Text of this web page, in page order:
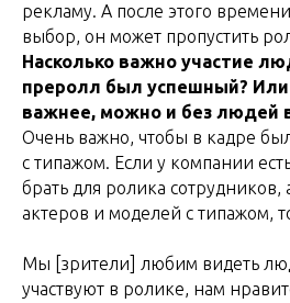
рекламу. А после этого
выбор, он может пропустить
Насколько важно участие
преролл был успешный?
важнее, можно и без людей
Очень важно, чтобы в кадре
с типажом. Если у компании
брать для ролика сотрудников,
актеров и моделей с типажом,
Мы [зрители] любим видеть
участвуют в ролике, нам